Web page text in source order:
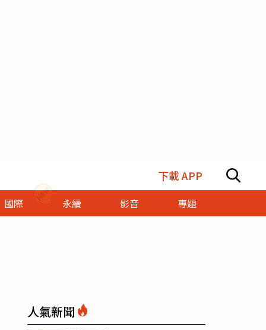
下載 APP
國際 永續 影音 專題
人氣新聞